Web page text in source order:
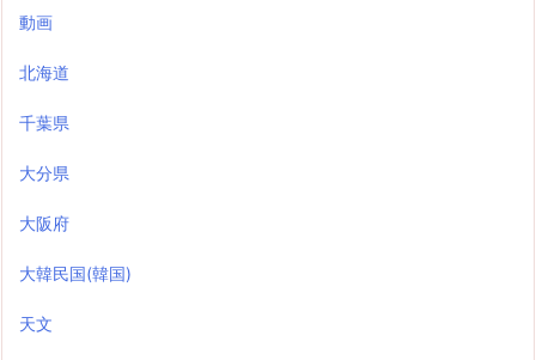
動画
北海道
千葉県
大分県
大阪府
大韓民国(韓国)
天文